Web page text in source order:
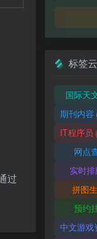
过
标签云
国际天
期刊内容
IT程序员
网点
实时
拼图
预约
中文游戏